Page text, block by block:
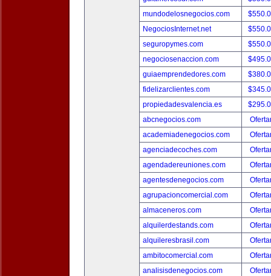
mundodelosnegocios.com
NegociosInternet.net
seguropymes.com
negociosenaccion.com
guiaemprendedores.com
fidelizarclientes.com
propiedadesvalencia.es
abcnegocios.com
academiadenegocios.com
agenciadecoches.com
agendadereuniones.com
agentesdenegocios.com
agrupacioncomercial.com
almaceneros.com
alquilerdestands.com
alquileresbrasil.com
ambitocomercial.com
analisisdenegocios.com